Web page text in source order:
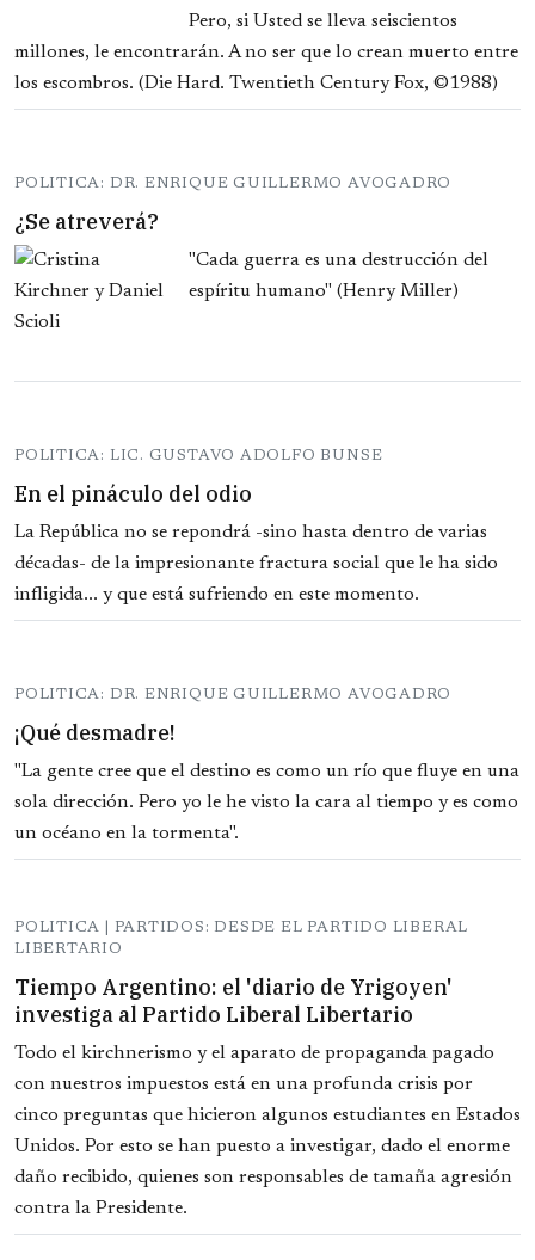
Pero, si Usted se lleva seiscientos
millones, le encontrarán. A no ser que lo crean muerto entre
los escombros. (Die Hard. Twentieth Century Fox, ©1988)
POLITICA: DR. ENRIQUE GUILLERMO AVOGADRO
¿Se atreverá?
"Cada guerra es una destrucción del
espíritu humano" (Henry Miller)
POLITICA: LIC. GUSTAVO ADOLFO BUNSE
En el pináculo del odio
La República no se repondrá -sino hasta dentro de varias
décadas- de la impresionante fractura social que le ha sido
infligida... y que está sufriendo en este momento.
POLITICA: DR. ENRIQUE GUILLERMO AVOGADRO
¡Qué desmadre!
"La gente cree que el destino es como un río que fluye en una
sola dirección. Pero yo le he visto la cara al tiempo y es como
un océano en la tormenta".
POLITICA | PARTIDOS: DESDE EL PARTIDO LIBERAL
LIBERTARIO
Tiempo Argentino: el 'diario de Yrigoyen'
investiga al Partido Liberal Libertario
Todo el kirchnerismo y el aparato de propaganda pagado
con nuestros impuestos está en una profunda crisis por
cinco preguntas que hicieron algunos estudiantes en Estados
Unidos. Por esto se han puesto a investigar, dado el enorme
daño recibido, quienes son responsables de tamaña agresión
contra la Presidente.